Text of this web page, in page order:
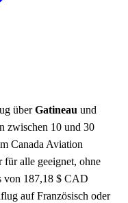
überGatineau und
zwischen 10 und 30
Canada Aviation
für alle geeignet, ohne
von 187,18 $ CAD
auf Französisch oder